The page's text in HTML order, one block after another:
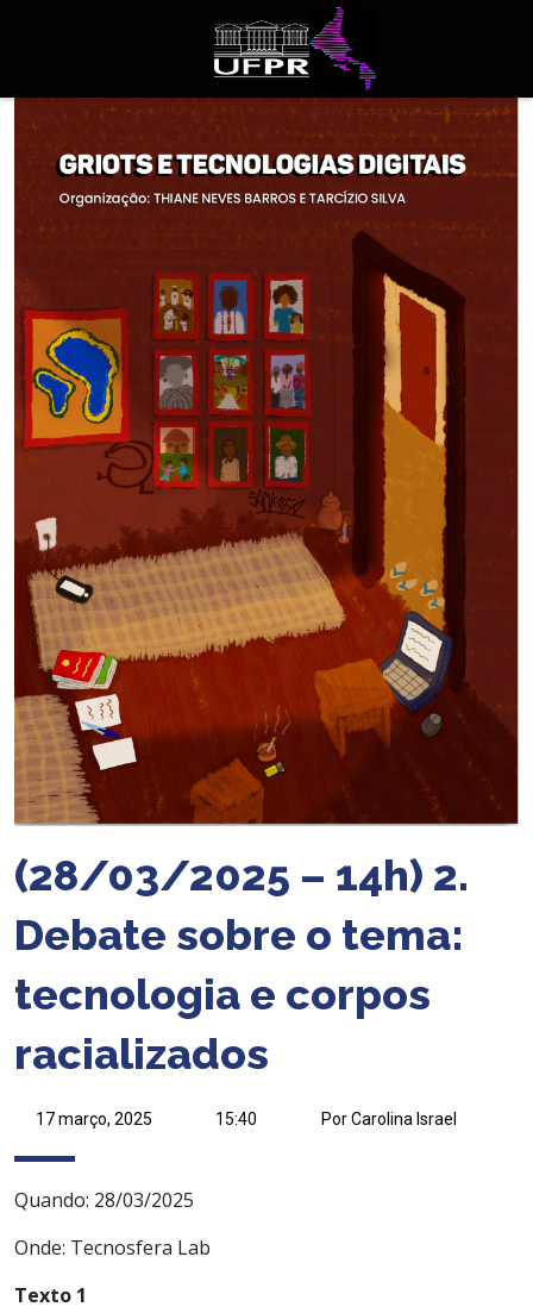
(28/03/2025 – 14h) 2.
Debate sobre o tema:
tecnologia e corpos
racializados
17 março, 2025 15:40 Por Carolina Israel
Quando: 28/03/2025
Onde: Tecnosfera Lab
Texto 1